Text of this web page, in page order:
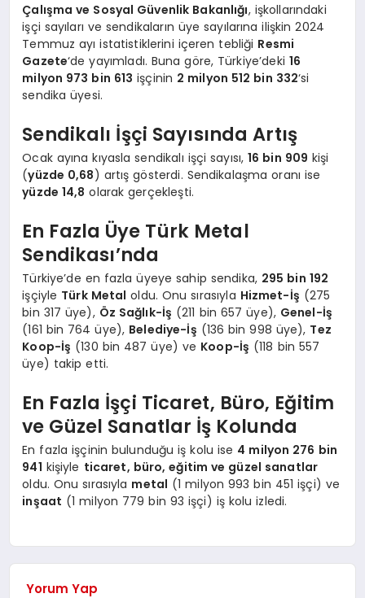
Çalışma ve Sosyal Güvenlik Bakanlığı, işkollarındaki
işçi sayıları ve sendikaların üye sayılarına ilişkin 2024
Temmuz ayı istatistiklerini içeren tebliği Resmi
Gazete‘de yayımladı. Buna göre, Türkiye’deki 16
milyon 973 bin 613 işçinin 2 milyon 512 bin 332‘si
sendika üyesi.
Sendikalı İşçi Sayısında Artış
Ocak ayına kıyasla sendikalı işçi sayısı,16 bin 909 kişi
(yüzde 0,68) artış gösterdi. Sendikalaşma oranı ise
yüzde 14,8 olarak gerçekleşti.
En Fazla Üye Türk Metal
Sendikası’nda
Türkiye’de en fazla üyeye sahip sendika, 295 bin 192
işçiyle Türk Metal oldu. Onu sırasıyla Hizmet-İş (275
bin 317 üye), Öz Sağlık-İş (211 bin 657 üye), Genel-İş
(161 bin 764 üye), Belediye-İş (136 bin 998 üye), Tez
Koop-İş (130 bin 487 üye) ve Koop-İş (118 bin 557
üye) takip etti.
En Fazla İşçi Ticaret, Büro, Eğitim
ve Güzel Sanatlar İş Kolunda
En fazla işçinin bulunduğu iş kolu ise 4 milyon 276 bin
941 kişiyle ticaret, büro, eğitim ve güzel sanatlar
oldu. Onu sırasıyla metal (1 milyon 993 bin 451 işçi) ve
inşaat (1 milyon 779 bin 93 işçi) iş kolu izledi.
Yorum Yap